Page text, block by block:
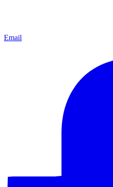
Email